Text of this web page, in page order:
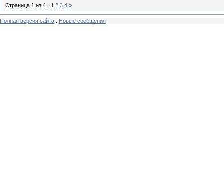
Страница 1 из 4 1 2 3 4 »
Полная версия сайта Новые сообщения